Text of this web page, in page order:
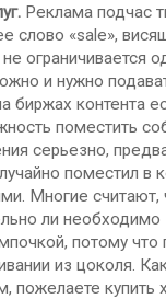
Реклама подчас
слово «sale»,
и нужно
биржах контента
поместить
серьезно,
поместил
Многие считают,
ли
потому
из цоколя.
пожелаете